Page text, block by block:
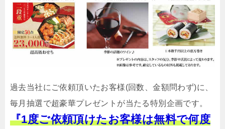
過去当社にご依頼頂いたお客様(回数、金額問わず)に、
毎月抽選で超豪華プレゼントが当たる特別企画です。
『1度ご依頼頂けたお客様は無料で何度